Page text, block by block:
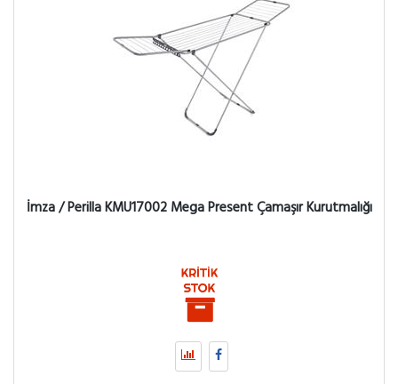
İmza / Perilla KMU17002 Mega Present Çamaşır Kurutmalığı